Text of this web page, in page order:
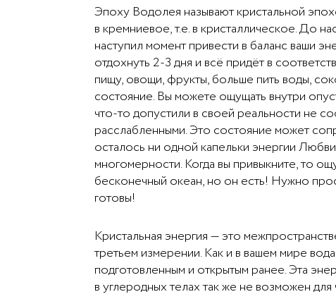
Эпоху Водолея называют кристальной
в кремниевое, т.е. в кристаллическое. До
наступил момент привести в баланс ваши
отдохнуть 2-3 дня и всё придёт в
пищу, овощи, фрукты, больше пить воды,
состояние. Вы можете ощущать внутри
что-то допустили в своей реальности не
расслабленными. Это состояние может
осталось ни одной капельки энергии
многомерности. Когда вы привыкните, то
бесконечный океан, но он есть! Нужно
готовы!
Кристальная энергия — это
третьем измерении. Как и в вашем мире
подготовленным и открытым ранее. Эта
в углеродных телах так же не возможен для